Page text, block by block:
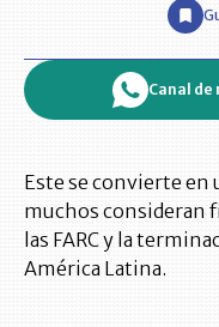
Canal de
Este se convierte en
muchos consideran
las FARC y la
América Latina.